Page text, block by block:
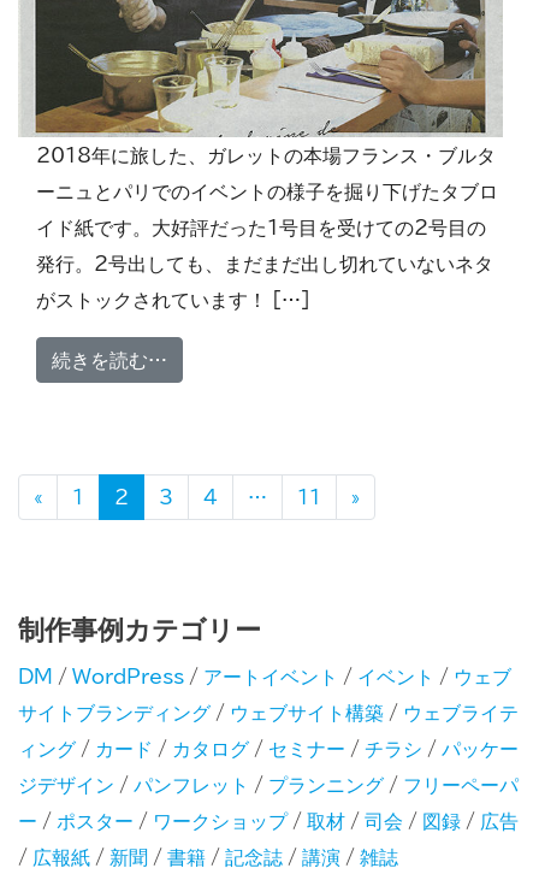
2018年に旅した、ガレットの本場フランス・ブルタ
ーニュとパリでのイベントの様子を掘り下げたタブロ
イド紙です。大好評だった1号目を受けての2号目の
発行。2号出しても、まだまだ出し切れていないネタ
がストックされています！ […]
続きを読む…
投稿ナビゲーション
« 1 2 3 4 … 11 »
制作事例カテゴリー
DM / WordPress / アートイベント / イベント / ウェブ
サイトブランディング / ウェブサイト構築 / ウェブライテ
ィング / カード / カタログ / セミナー / チラシ / パッケー
ジデザイン / パンフレット / プランニング / フリーペーパ
ー / ポスター / ワークショップ/ 取材 / 司会 / 図録 / 広告
/ 広報紙 / 新聞 / 書籍 / 記念誌 / 講演 / 雑誌